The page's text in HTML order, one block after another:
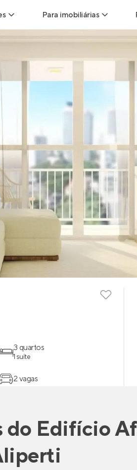
Para imobiliárias
Hub de imobiliárias
Anunciar imóveis
3 quartos
1 suíte
2 vagas
do Edifício